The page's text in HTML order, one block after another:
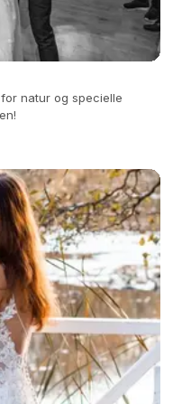
natur og specielle